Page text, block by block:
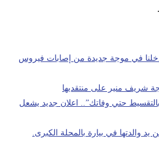
في موجة جديدة من إصابات فيروس
شريف منير على منتقديها
حتي وفاتك”.. اعلان جديد يشعل
والدتها في بيارة بالمحلة الكبرى.